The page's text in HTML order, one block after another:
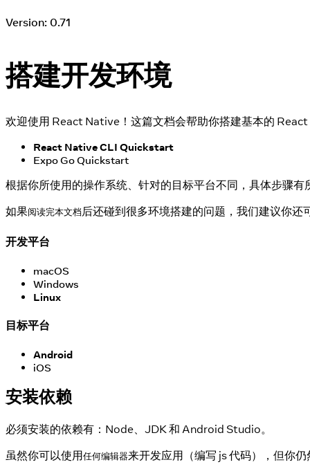
Version: 0.71
搭建开发环境
欢迎使用 React Native！这篇文档会帮助你搭建基本的
React Native CLI Quickstart
Expo Go Quickstart
根据你所使用的操作系统、针对的目标平台不同，具体步骤
如果阅读完本文档 后还碰到很多环境搭建的问题，我们建议你还
开发平台
macOS
Windows
Linux
目标平台
Android
iOS
安装依赖
必须安装的依赖有：Node、JDK 和 Android Studio。
虽然你可以使用任何编辑器来开发应用（编写 js 代码），但你